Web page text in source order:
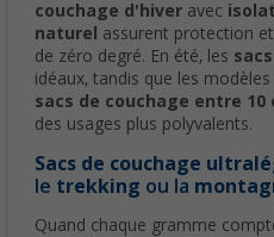
couchage d'hiver avec
naturel
assurent protection
de zéro degré. En été, les
idéaux, tandis que les
sacs de couchage entre 10
des usages plus polyvalents.
Sacs de couchage
le trekking ou la
Quand chaque gramme